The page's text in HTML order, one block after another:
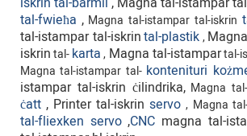
tal-fwieħa ,Magna tal-istampar tal-iskrin
tal-istampar tal-iskrintal-plastik,
iskrintal-karta, Magna tal-istampartal-
Magna tal-istampar tal- kontenituri
istampar tal-iskrin ċilindrika,Magna
ċatt , Printer tal-iskrin servo , Magna
tal-fliexken servo ,CNC magna tal-